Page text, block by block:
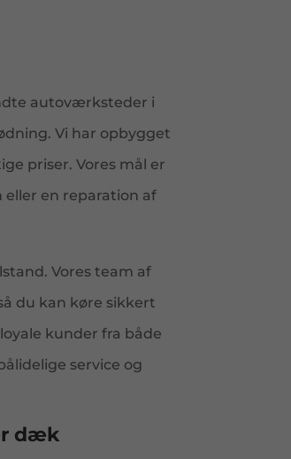
autoværksteder i
Vi har opbygget
priser. Vores mål er
en reparation af
Vores team af
du kan køre sikkert
kunder fra både
service og
dæk